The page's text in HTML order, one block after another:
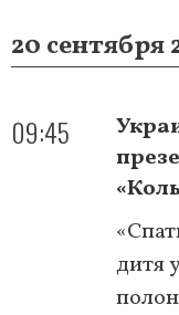
20 сентября
09:45
дитя